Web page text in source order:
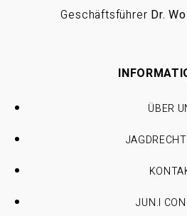
Geschäftsführer Dr.
ÜBER
JUN.I